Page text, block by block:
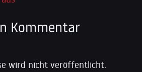
Kommentar
wird nicht veröffentlicht.